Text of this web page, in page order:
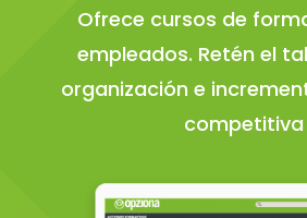
Ofrece cursos de
empleados. Retén el
organización e
competitiva